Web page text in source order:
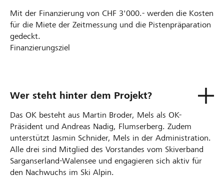
Mit der Finanzierung von CHF 3'000.- werden die Kosten
für die Miete der Zeitmessung und die Pistenpräparation
gedeckt.
Finanzierungsziel
Wer steht hinter dem Projekt?
Das OK besteht aus Martin Broder, Mels als OK-
Präsident und Andreas Nadig, Flumserberg. Zudem
unterstützt Jasmin Schnider, Mels in der Administration.
Alle drei sind Mitglied des Vorstandes vom Skiverband
Sarganserland-Walensee und engagieren sich aktiv für
den Nachwuchs im Ski Alpin.